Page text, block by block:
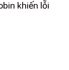
khiến lỗi